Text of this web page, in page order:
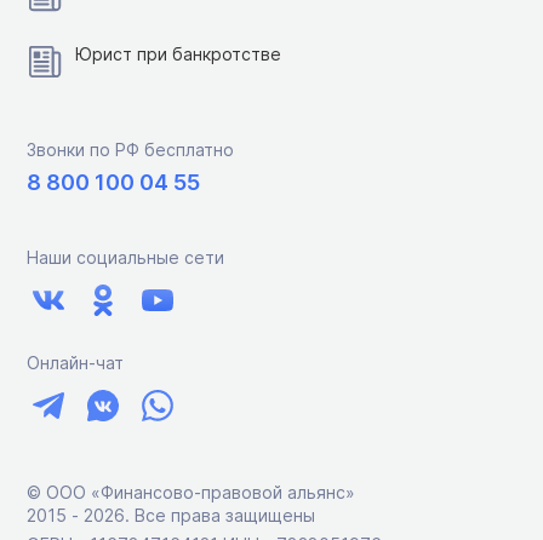
Юрист при банкротстве
Звонки по РФ бесплатно
8 800 100 04 55
Наши социальные сети
Онлайн-чат
© ООО «Финансово-правовой альянс»
2015 ‑ 2026. Все права защищены